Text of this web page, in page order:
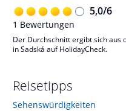
5,0/6
1 Bewertungen
Der Durchschnitt ergibt sich aus
in Sadská auf HolidayCheck.
Reisetipps
Sehenswürdigkeiten